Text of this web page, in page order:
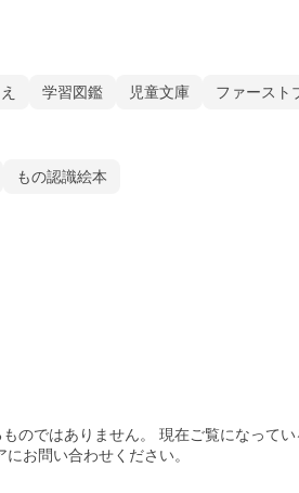
学習図鑑 児童文庫 ファースト
もの認識絵本
のではありません。 現在ご覧になって
お問い合わせください。